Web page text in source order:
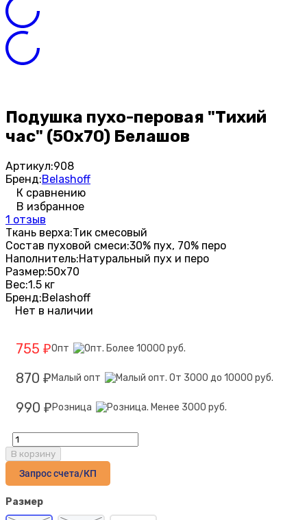
Подушка пухо-перовая "Тихий
час" (50х70) Белашов
Артикул:908
Бренд:Belashoff
К сравнению
В избранное
1 отзыв
Ткань верха:Тик смесовый
Состав пуховой смеси:30% пух, 70% перо
Наполнитель:Натуральный пух и перо
Размер:50х70
Вес:1.5 кг
Бренд:Belashoff
Нет в наличии
755 ₽Опт
870 ₽ Малый опт
990 ₽ Розница
В корзину
Запрос счета/КП
Размер